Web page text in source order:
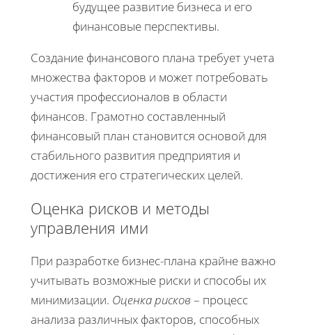
будущее развитие бизнеса и его
финансовые перспективы.
Создание финансового плана требует учета
множества факторов и может потребовать
участия профессионалов в области
финансов. Грамотно составленный
финансовый план становится основой для
стабильного развития предприятия и
достижения его стратегических целей.
Оценка рисков и методы
управления ими
При разработке бизнес-плана крайне важно
учитывать возможные риски и способы их
минимизации. Оценка рисков – процесс
анализа различных факторов, способных